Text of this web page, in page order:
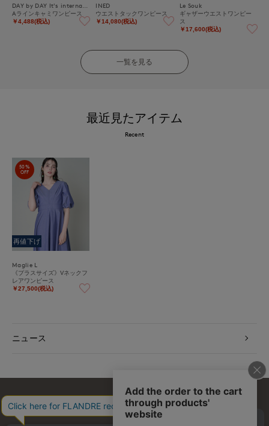
Aラインキャミワンピース
￥4,488(税込)
INED
ウエストタックワンピース
￥14,080(税込)
Le Souk
ギャザーウエストワンピー
ス
￥17,600(税込)
一覧を見る
最近見たアイテム
Recent
50%
OFF
再値下げ
Maglie L
《プラスサイズ》Vネックフ
レアワンピース
￥27,500(税込)
ニュース